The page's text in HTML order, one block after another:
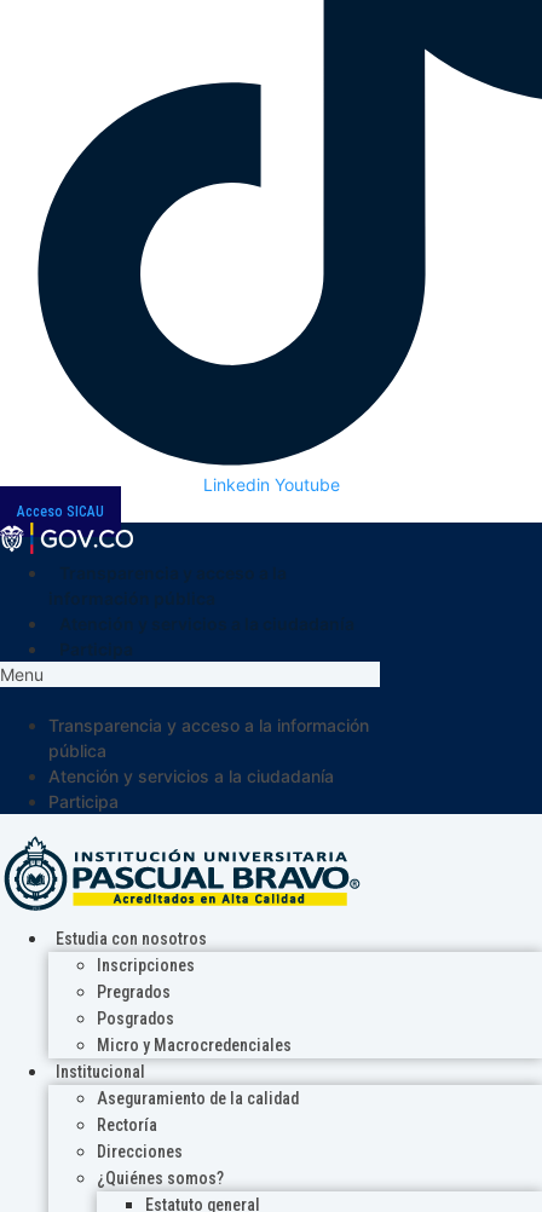
Linkedin Youtube
Acceso SICAU
Menu
Transparencia y acceso a la información
pública
Atención y servicios a la ciudadanía
Participa
Estudia con nosotros
Inscripciones
Pregrados
Posgrados
Micro y Macrocredenciales
Institucional
Aseguramiento de la calidad
Rectoría
Direcciones
¿Quiénes somos?
Estatuto general